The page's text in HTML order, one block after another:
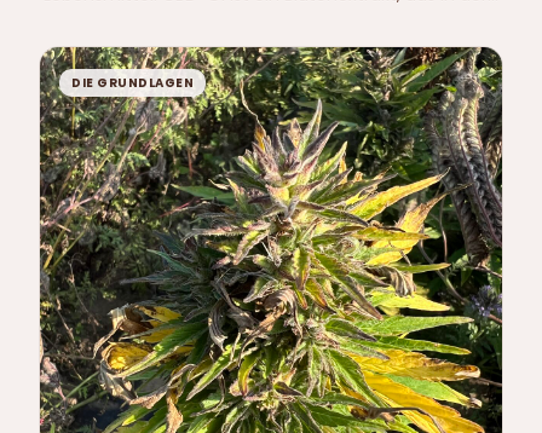
Unterschied, Zeile für Zeile.
DIE GRUNDLAGEN